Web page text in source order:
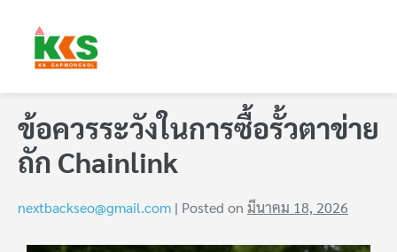
ข้อควรระวังในการซื้อรั้วตาข่าย
ถัก Chainlink
nextbackseo@gmail.com | Posted on มีนาคม 18, 2026